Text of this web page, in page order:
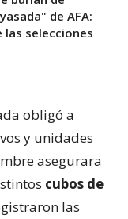
de AFA:
las selecciones
obligó a
y unidades
asegurara
cubos de
las